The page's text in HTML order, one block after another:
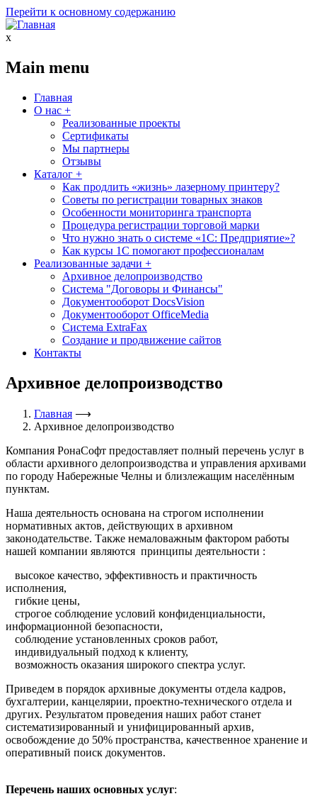
Перейти к основному содержанию
x
Main menu
Главная
О нас +
Реализованные проекты
Сертификаты
Мы партнеры
Отзывы
Каталог +
Как продлить «жизнь» лазерному принтеру?
Советы по регистрации товарных знаков
Особенности мониторинга транспорта
Процедура регистрации торговой марки
Что нужно знать о системе «1С: Предприятие»?
Как курсы 1С помогают профессионалам
Реализованные задачи +
Архивное делопроизводство
Система "Договоры и Финансы"
Документооборот DocsVision
Документооборот OfficeMedia
Система ExtraFax
Создание и продвижение сайтов
Контакты
Архивное делопроизводство
Главная ⟶
Архивное делопроизводство
Компания РонаСофт предоставляет полный перечень услуг в
области архивного делопроизводства и управления архивами
по городу Набережные Челны и близлежащим населённым
пунктам.
Наша деятельность основана на строгом исполнении
нормативных актов, действующих в архивном
законодательстве. Также немаловажным фактором работы
нашей компании являются принципы деятельности :
высокое качество, эффективность и практичность
исполнения,
гибкие цены,
строгое соблюдение условий конфиденциальности,
информационной безопасности,
соблюдение установленных сроков работ,
индивидуальный подход к клиенту,
возможность оказания широкого спектра услуг.
Приведем в порядок архивные документы отдела кадров,
бухгалтерии, канцелярии, проектно-технического отдела и
других. Результатом проведения наших работ станет
систематизированный и унифицированный архив,
освобождение до 50% пространства, качественное хранение и
оперативный поиск документов.
Перечень наших основных услуг: